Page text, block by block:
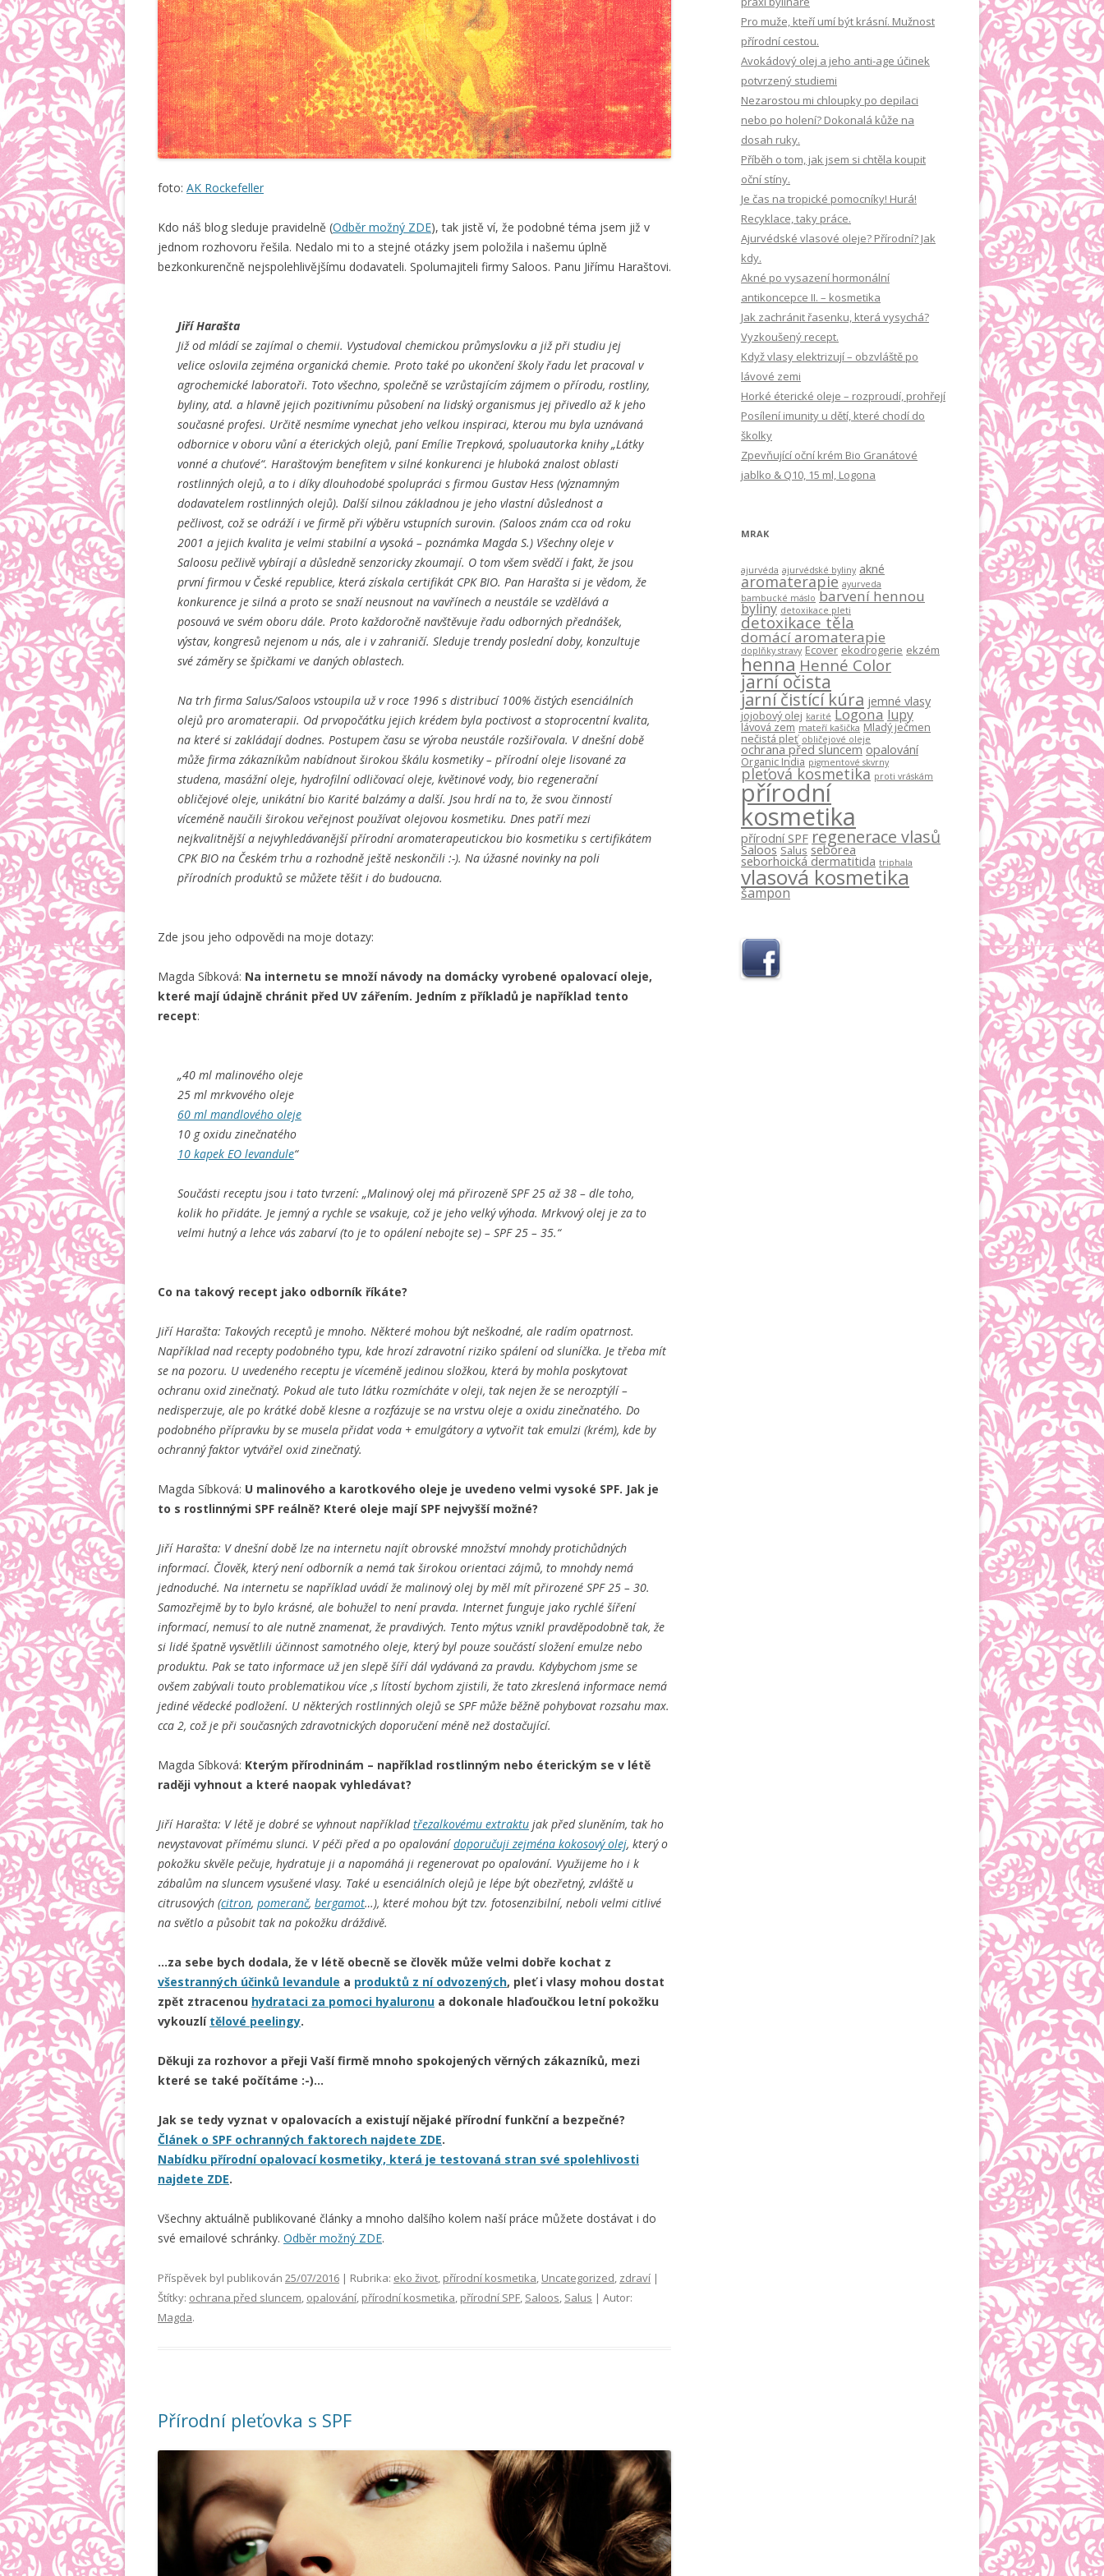
foto: AK Rockefeller
Kdo náš blog sleduje pravidelně (Odběr možný ZDE), tak jistě ví, že podobné téma jsem již v
jednom rozhovoru řešila. Nedalo mi to a stejné otázky jsem položila i našemu úplně
bezkonkurenčně nejspolehlivějšímu dodavateli. Spolumajiteli firmy Saloos. Panu Jiřímu Haraštovi.
Jiří Harašta
Již od mládí se zajímal o chemii. Vystudoval chemickou průmyslovku a již při studiu jej
velice oslovila zejména organická chemie. Proto také po ukončení školy řadu let pracoval v
agrochemické laboratoři. Toto všechno, společně se vzrůstajícím zájmem o přírodu, rostliny,
byliny, atd. a hlavně jejich pozitivnímu působení na lidský organismus jej přivedlo až k jeho
současné profesi. Určitě nesmíme vynechat jeho velkou inspiraci, kterou mu byla uznávaná
odbornice v oboru vůní a éterických olejů, paní Emílie Trepková, spoluautorka knihy „Látky
vonné a chuťové“. Haraštovým benefitem v silné konkurenci je hluboká znalost oblasti
rostlinných olejů, a to i díky dlouhodobé spolupráci s firmou Gustav Hess (významným
dodavatelem rostlinných olejů). Další silnou základnou je jeho vlastní důslednost a
pečlivost, což se odráží i ve firmě při výběru vstupních surovin. (Saloos znám cca od roku
2001 a jejich kvalita je velmi stabilní a vysoká – poznámka Magda S.) Všechny oleje v
Saloosu pečlivě vybírají a důsledně senzoricky zkoumají. O tom všem svědčí i fakt, že jsou
první firmou v České republice, která získala certifikát CPK BIO. Pan Harašta si je vědom, že
konkurence je silná a proto se snaží neusnout na vavřínech a neustále se vzdělává a
posouvá ve svém oboru dále. Proto každoročně navštěvuje řadu odborných přednášek,
výstav, kongresů nejenom u nás, ale i v zahraničí. Sleduje trendy poslední doby, konzultuje
své záměry se špičkami ve daných oblastech.
Na trh firma Salus/Saloos vstoupila už v roce 1996 s distribucí 100% čistých esenciálních
olejů pro aromaterapii. Od prvopočátku jejich krédem byla poctivost a stoprocentní kvalita,
na které si zakládají dodnes. Postupem času se výroba neustále rozšiřovala. V dnešní době
může firma zákazníkům nabídnout širokou škálu kosmetiky – přírodní oleje lisované za
studena, masážní oleje, hydrofilní odličovací oleje, květinové vody, bio regenerační
obličejové oleje, unikátní bio Karité balzámy a další. Jsou hrdí na to, že svou činností
víceméně naučili širokou veřejnost používat olejovou kosmetiku. Dnes patří mezi
nejkvalitnější a nejvyhledávanější přírodní aromaterapeutickou bio kosmetiku s certifikátem
CPK BIO na Českém trhu a rozhodně ještě neskončili :-). Na úžasné novinky na poli
přírodních produktů se můžete těšit i do budoucna.
Zde jsou jeho odpovědi na moje dotazy:
Magda Síbková: Na internetu se množí návody na domácky vyrobené opalovací oleje,
které mají údajně chránit před UV zářením. Jedním z příkladů je například tento
recept:
„40 ml malinového oleje
25 ml mrkvového oleje
60 ml mandlového oleje
10 g oxidu zinečnatého
10 kapek EO levandule“
Součásti receptu jsou i tato tvrzení: „Malinový olej má přirozeně SPF 25 až 38 – dle toho,
kolik ho přidáte. Je jemný a rychle se vsakuje, což je jeho velký výhoda. Mrkvový olej je za to
velmi hutný a lehce vás zabarví (to je to opálení nebojte se) – SPF 25 – 35.“
Co na takový recept jako odborník říkáte?
Jiří Harašta: Takových receptů je mnoho. Některé mohou být neškodné, ale radím opatrnost.
Například nad recepty podobného typu, kde hrozí zdravotní riziko spálení od sluníčka. Je třeba mít
se na pozoru. U uvedeného receptu je víceméně jedinou složkou, která by mohla poskytovat
ochranu oxid zinečnatý. Pokud ale tuto látku rozmícháte v oleji, tak nejen že se nerozptýlí –
nedisperzuje, ale po krátké době klesne a rozfázuje se na vrstvu oleje a oxidu zinečnatého. Do
podobného přípravku by se musela přidat voda + emulgátory a vytvořit tak emulzi (krém), kde by
ochranný faktor vytvářel oxid zinečnatý.
Magda Síbková: U malinového a karotkového oleje je uvedeno velmi vysoké SPF. Jak je
to s rostlinnými SPF reálně? Které oleje mají SPF nejvyšší možné?
Jiří Harašta: V dnešní době lze na internetu najít obrovské množství mnohdy protichůdných
informací. Člověk, který není odborník a nemá tak širokou orientaci zájmů, to mnohdy nemá
jednoduché. Na internetu se například uvádí že malinový olej by měl mít přirozené SPF 25 – 30.
Samozřejmě by to bylo krásné, ale bohužel to není pravda. Internet funguje jako rychlé šíření
informací, nemusí to ale nutně znamenat, že pravdivých. Tento mýtus vznikl pravděpodobně tak, že
si lidé špatně vysvětlili účinnost samotného oleje, který byl pouze součástí složení emulze nebo
produktu. Pak se tato informace už jen slepě šíří dál vydávaná za pravdu. Kdybychom jsme se
ovšem zabývali touto problematikou více ,s lítostí bychom zjistili, že tato zkreslená informace nemá
jediné vědecké podložení. U některých rostlinných olejů se SPF může běžně pohybovat rozsahu max.
cca 2, což je při současných zdravotnických doporučení méně než dostačující.
Magda Síbková: Kterým přírodninám – například rostlinným nebo éterickým se v létě
raději vyhnout a které naopak vyhledávat?
Jiří Harašta: V létě je dobré se vyhnout napříkladtřezalkovému extraktu jak před sluněním, tak ho
nevystavovat přímému slunci. V péči před a po opalovánídoporučuji zejména kokosový olej, který o
pokožku skvěle pečuje, hydratuje ji a napomáhá ji regenerovat po opalování. Využijeme ho i k
zábalům na sluncem vysušené vlasy. Také u esenciálních olejů je lépe být obezřetný, zvláště u
citrusových (citron, pomeranč, bergamot…), které mohou být tzv. fotosenzibilní, neboli velmi citlivé
na světlo a působit tak na pokožku dráždivě.
…za sebe bych dodala, že v létě obecně se člověk může velmi dobře kochat z
všestranných účinků levandule a produktů z ní odvozených, pleť i vlasy mohou dostat
zpět ztracenou hydrataci za pomoci hyaluronu a dokonale hlaďoučkou letní pokožku
vykouzlí tělové peelingy.
Děkuji za rozhovor a přeji Vaší firmě mnoho spokojených věrných zákazníků, mezi
které se také počítáme :-)…
Jak se tedy vyznat v opalovacích a existují nějaké přírodní funkční a bezpečné?
Článek o SPF ochranných faktorech najdete ZDE.
Nabídku přírodní opalovací kosmetiky, která je testovaná stran své spolehlivosti
najdete ZDE.
Všechny aktuálně publikované články a mnoho dalšího kolem naší práce můžete dostávat i do
své emailové schránky. Odběr možný ZDE.
Příspěvek byl publikován 25/07/2016 | Rubrika: eko život, přírodní kosmetika, Uncategorized, zdraví |
Štítky: ochrana před sluncem, opalování, přírodní kosmetika, přírodní SPF, Saloos, Salus | Autor:
Magda.
Přírodní pleťovka s SPF
á
Pro muže, kteří umí být krásní. Mužnost
přírodní cestou.
Avokádový olej a jeho anti-age účinek
potvrzený studiemi
Nezarostou mi chloupky po depilaci
nebo po holení? Dokonalá kůže na
dosah ruky.
Příběh o tom, jak jsem si chtěla koupit
oční stíny.
Je čas na tropické pomocníky! Hurá!
Recyklace, taky práce.
Ajurvédské vlasové oleje? Přírodní? Jak
kdy.
Akné po vysazení hormonální
antikoncepce II. – kosmetika
Jak zachránit řasenku, která vysychá?
Vyzkoušený recept.
Když vlasy elektrizují – obzvláště po
lávové zemi
Horké éterické oleje – rozproudí, prohřejí
Posílení imunity u dětí, které chodí do
školky
Zpevňující oční krém Bio Granátové
jablko & Q10, 15 ml, Logona
MRAK
ajurvéda ajurvédské byliny akné
aromaterapie ayurveda
bambucké máslo barvení hennou
byliny detoxikace pleti
detoxikace těla
domácí aromaterapie
doplňky stravy Ecover ekodrogerie ekzém
henna Henné Color
jarní očista
jarní čistící kúra jemné vlasy
jojobový olej karité Logona lupy
lávová zem mateří kašička Mladý ječmen
nečistá pleť obličejové oleje
ochrana před sluncem opalování
Organic India pigmentové skvrny
pleťová kosmetika proti vráskám
přírodní
kosmetika
přírodní SPF regenerace vlasů
Saloos Salus seborea
seborhoická dermatitida triphala
vlasová kosmetika
šampon